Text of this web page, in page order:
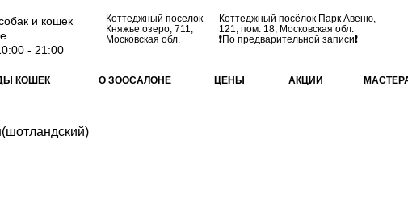
О ЗООСАЛОНЕ ЦЕНЫ АКЦИИ
и кошек
- 21:00
Коттеджный поселок
Княжье озеро, 711,
Московская обл.
Коттеджный посёлок Парк Авеню,
121, пом. 18, Московская обл.
❗По предварительной записи❗
КОШЕК